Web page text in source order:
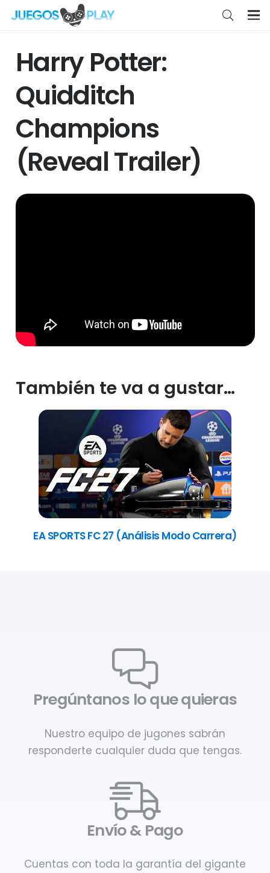
Harry Potter:
Quidditch
Champions
(Reveal Trailer)
También te va a gustar…
EA SPORTS FC 27 (Análisis Modo Carrera)
Pregúntanos lo que quieras
Nuestro equipo de jugones sabrán
responderte cualquier duda que tengas.
Envío & Pago
Cuentas con toda la garantía del gigante